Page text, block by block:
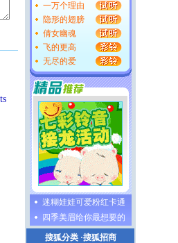
一万个理由
隐形的翅膀
倩女幽魂
飞的更高
无尽的爱
迷糊娃娃可爱粉红卡通
四季美眉给你最想要的
搜狐分类·搜狐招商